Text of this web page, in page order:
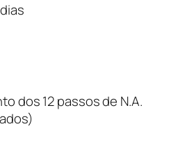
dos 12 passos de N.A.